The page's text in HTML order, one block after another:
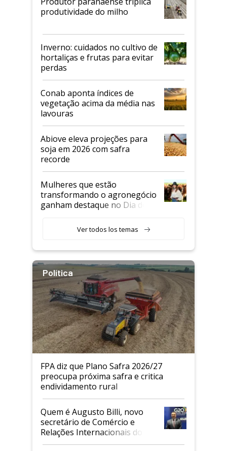
produtividade do milho
Inverno: cuidados no cultivo de
hortaliças e frutas para evitar
perdas
Conab aponta índices de
vegetação acima da média nas
lavouras
Abiove eleva projeções para
soja em 2026 com safra
recorde
Mulheres que estão
transformando o agronegócio
ganham destaque no Dia do
Ver todos los temas
Política
FPA diz que Plano Safra 2026/27
preocupa próxima safra e critica
endividamento rural
Quem é Augusto Billi, novo
secretário de Comércio e
Relações Internacionais do
Mapa